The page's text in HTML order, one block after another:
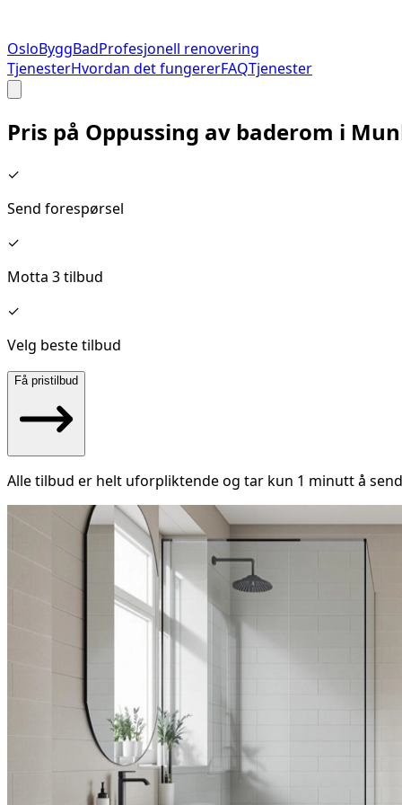
OsloByggBadProfesjonell renovering
TjenesterHvordan det fungererFAQTjenester
Pris på Oppussing av baderom i
✓
Send forespørsel
✓
Motta 3 tilbud
✓
Velg beste tilbud
Få pristilbud
Alle tilbud er helt uforpliktende og tar kun 1 minutt å